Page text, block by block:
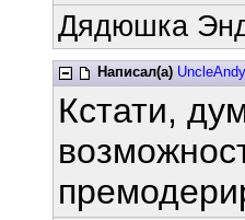
Дядюшка
Написал(а) UncleAndy
Кстати,